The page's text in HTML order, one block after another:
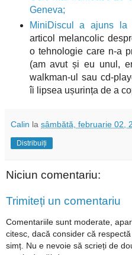
Geneva;
MiniDiscul a ajuns la
articol melancolic
o tehnologie care n-a
(am avut și eu unul,
walkman-ul sau cd-
îi lipsea ușurința de a
Calin la sâmbătă, februarie 02,
Distribuiți
Niciun comentariu:
Trimiteți un comentariu
Comentariile sunt moderate,
citesc, dacă consider că
simț. Nu e nevoie să scrieți de